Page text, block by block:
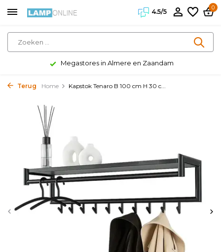
4.5/5
0
Megastores in Almere en Zaandam
Terug Home Kapstok Tenaro B 100 cm H 30 c...